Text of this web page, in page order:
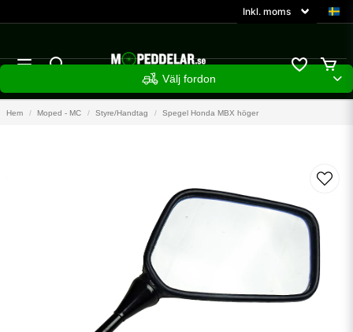
Välj fordon
Hem Moped - MC Styre/Handtag Spegel Honda MBX höger